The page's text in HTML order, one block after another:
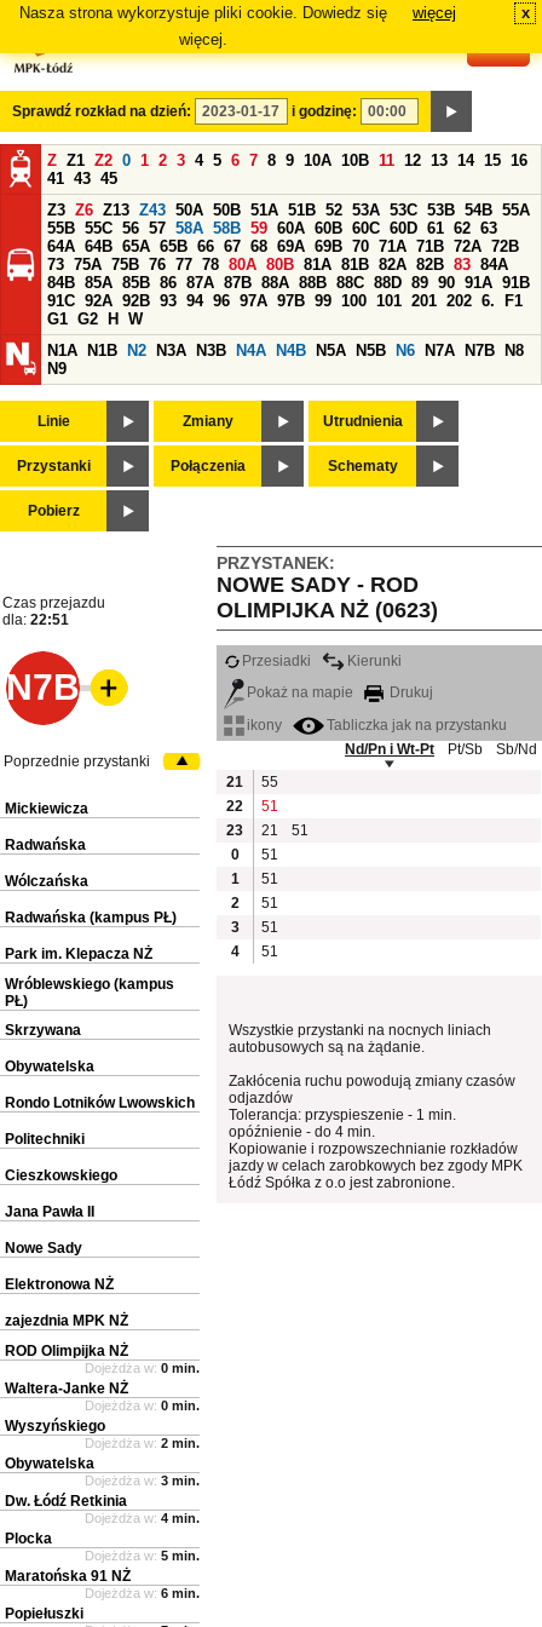
Nasza strona wykorzystuje pliki cookie. Dowiedz się
więcej.
więcej x
Sprawdź rozkład na dzień: i godzinę:
Z Z1 Z2 0 1 2 3 4 5 6 7 8 9 10A 10B 11 12 13 14 15 16
41 43 45
Z3 Z6 Z13 Z43 50A 50B 51A 51B 52 53A 53C 53B 54B 55A
55B 55C 56 57 58A 58B 59 60A 60B 60C 60D 61 62 63
64A 64B 65A 65B 66 67 68 69A 69B 70 71A 71B 72A 72B
73 75A 75B 76 77 78 80A 80B 81A 81B 82A 82B 83 84A
84B 85A 85B 86 87A 87B 88A 88B 88C 88D 89 90 91A 91B
91C 92A 92B 93 94 96 97A 97B 99 100 101 201 202 6.
F1
G1 G2 H
W
N1A
N1B N2 N3A N3B N4A N4B N5A N5B N6 N7A N7B
N8
N9
Linie Zmiany Utrudnienia
Przystanki Połączenia Schematy
Pobierz
PRZYSTANEK:
NOWE SADY - ROD
OLIMPIJKA NŻ (0623)
Czas przejazdu
dla: 22:51
N7B
Przesiadki
Kierunki
Pokaż na mapie
Drukuj
ikony
Tabliczka jak na przystanku
Nd/Pn i Wt-Pt
Pt/Sb
Sb/Nd
21
55
22
51
23
21
51
0
51
1
51
2
51
3
51
4
51
Wszystkie przystanki na nocnych liniach
autobusowych są na żądanie.
Zakłócenia ruchu powodują zmiany czasów
odjazdów
Tolerancja: przyspieszenie - 1 min.
opóźnienie - do 4 min.
Kopiowanie i rozpowszechnianie rozkładów
jazdy w celach zarobkowych bez zgody MPK
Łódź Spółka z o.o jest zabronione.
Poprzednie przystanki
Mickiewicza
Radwańska
Wólczańska
Radwańska (kampus PŁ)
Park im. Klepacza NŻ
Wróblewskiego (kampus
PŁ)
Skrzywana
Obywatelska
Rondo Lotników Lwowskich
Politechniki
Cieszkowskiego
Jana Pawła II
Nowe Sady
Elektronowa NŻ
zajezdnia MPK NŻ
ROD Olimpijka NŻ
Dojeżdża w: 0 min.
Waltera-Janke NŻ
Dojeżdża w: 0 min.
Wyszyńskiego
Dojeżdża w: 2 min.
Obywatelska
Dojeżdża w: 3 min.
Dw. Łódź Retkinia
Dojeżdża w: 4 min.
Plocka
Dojeżdża w: 5 min.
Maratońska 91 NŻ
Dojeżdża w: 6 min.
Popiełuszki